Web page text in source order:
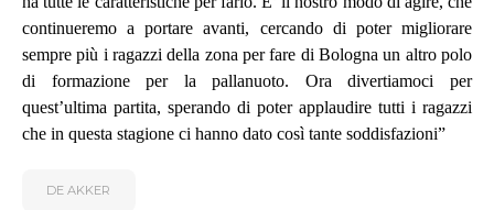
continueremo a portare avanti, cercando di poter migliorare
sempre più i ragazzi della zona per fare di Bologna un altro polo
di formazione per la pallanuoto. Ora divertiamoci per
quest’ultima partita, sperando di poter applaudire tutti i ragazzi
che in questa stagione ci hanno dato così tante soddisfazioni”
DE AKKER